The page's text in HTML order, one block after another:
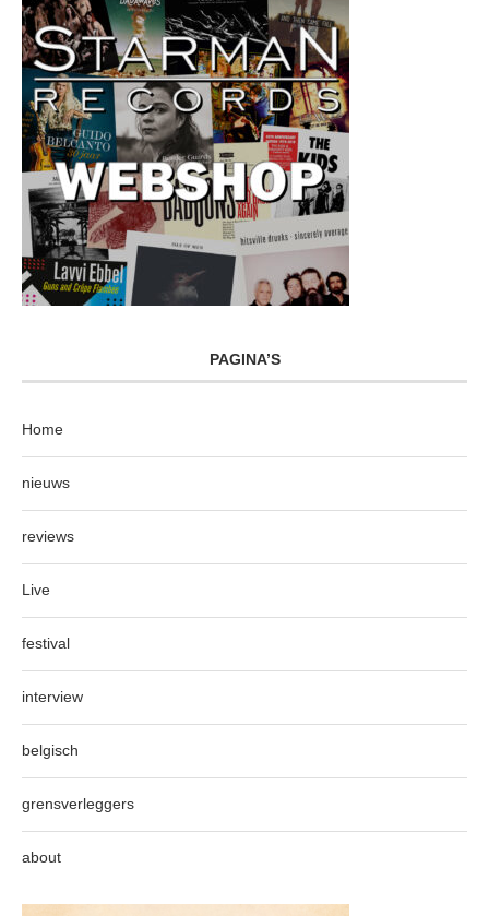
PAGINA’S
Home
nieuws
reviews
Live
festival
interview
belgisch
grensverleggers
about